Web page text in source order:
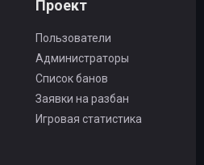
Проект
Пользователи
Администраторы
Список банов
Заявки на разбан
Игровая статистика